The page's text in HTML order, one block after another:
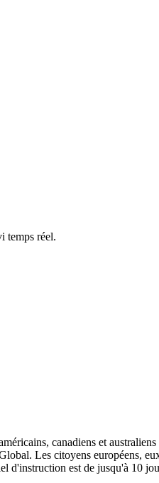
temps réel.
canadiens et
Les citoyens européens,
d'instruction est de jusqu'à 10